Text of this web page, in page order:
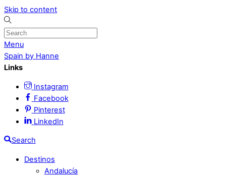
Skip to content
Menu
Spain by Hanne
Links
Instagram
Facebook
Pinterest
LinkedIn
Search
Destinos
Andalucía